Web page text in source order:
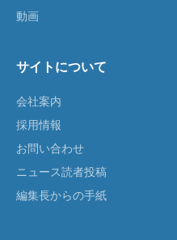
動画
サイトについて
会社案内
採用情報
お問い合わせ
ニュース読者投稿
編集長からの手紙